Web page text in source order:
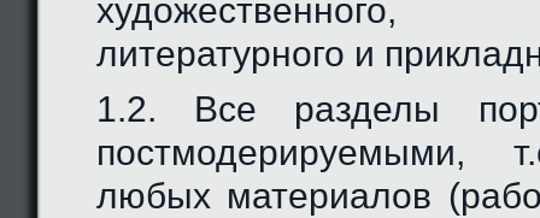
художественного,
литературного и
1.2. Все разделы
постмодерируемыми,
любых материалов